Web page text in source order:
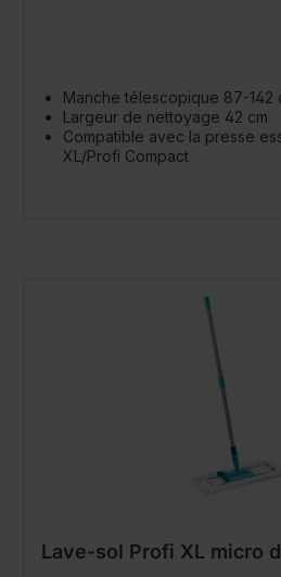
Manche télescopique 87-142
Largeur de nettoyage 42 cm
Compatible avec la presse
XL/Profi Compact
Lave-sol Profi XL micro